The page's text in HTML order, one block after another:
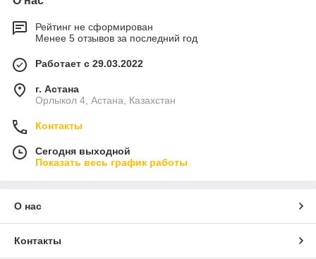
Рейтинг не сформирован
Менее 5 отзывов за последний год
Работает с 29.03.2022
г. Астана
Орлыкол 4, Астана, Казахстан
Контакты
Сегодня выходной
Показать весь график работы
О нас
Контакты